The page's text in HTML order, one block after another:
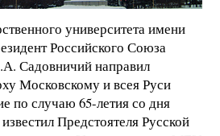
университета имени
Российского Союза
Садовничий направил
Московскому и всея Руси
по случаю 65-летия со дня
Предстоятеля Русской